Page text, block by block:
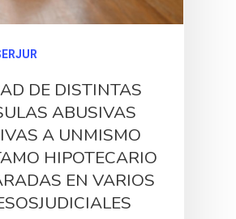
DE DISTINTAS
ABUSIVAS
A UNMISMO
HIPOTECARIO
EN VARIOS